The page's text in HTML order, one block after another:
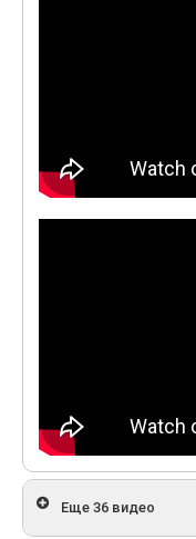
Еще 36 видео